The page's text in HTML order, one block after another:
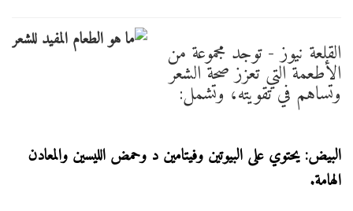
القلعة نيوز - توجد مجموعة من
الأطعمة التي تعزز صحة الشعر
وتساهم في تقويته، وتشمل:
البيض: يحتوي على البيوتين وفيتامين د وحمض الليسين والمعادن
الهامة.